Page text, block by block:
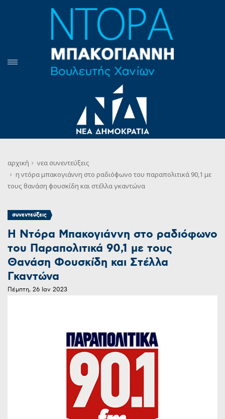
αρχική νεα συνεντεύξεις
η ντόρα μπακογιάννη στο ραδιόφωνο του παραπολιτικά 90,1 με
τους θανάση φουσκίδη και στέλλα γκαντώνα
συνεντεύξεις
Η Ντόρα Μπακογιάννη στο ραδιόφωνο
του Παραπολιτικά 90,1 με τους
Θανάση Φουσκίδη και Στέλλα
Γκαντώνα
Πέμπτη, 26 Ιαν 2023